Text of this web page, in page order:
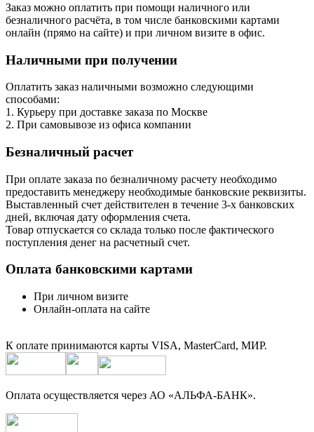
Заказ можно оплатить при помощи наличного или
безналичного расчёта, в том числе банковскими картами
онлайн (прямо на сайте) и при личном визите в офис.
Наличными при получении
Оплатить заказ наличными возможно следующими
способами:
1. Курьеру при доставке заказа по Москве
2. При самовывозе из офиса компании
Безналичный расчет
При оплате заказа по безналичному расчету необходимо
предоставить менеджеру необходимые банковские реквизиты.
Выставленный счет действителен в течение 3-х банковских
дней, включая дату оформления cчета.
Товар отпускается со склада только после фактического
поступления денег на расчетный счет.
Оплата банковскими картами
При личном визите
Онлайн-оплата на сайте
К оплате принимаются карты VISA, MasterCard, МИР.
Оплата осуществляется через АО «АЛЬФА-БАНК».